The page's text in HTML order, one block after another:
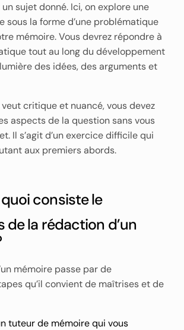
sujet donné. Ici, on explore une
sous la forme d’une problématique
mémoire. Vous devrez répondre à
tout au long du développement
des idées, des arguments et
critique et nuancé, vous devez
aspects de la question sans vous
Il s’agit d’un exercice difficile qui
aux premiers abords.
consiste le
de la rédaction d’un
mémoire passe par de
qu’il convient de maîtrises et de
tuteur de mémoire qui vous